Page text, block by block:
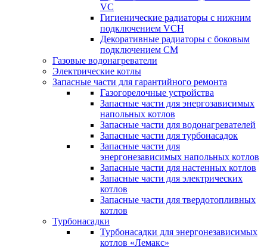
VC
Гигиенические радиаторы c нижним
подключением VCH
Декоративные радиаторы с боковым
подключением CM
Газовые водонагреватели
Электрические котлы
Запасные части для гарантийного ремонта
Газогорелочные устройства
Запасные части для энергозависимых
напольных котлов
Запасные части для водонагревателей
Запасные части для турбонасадок
Запасные части для
энергонезависимых напольных котлов
Запасные части для настенных котлов
Запасные части для электрических
котлов
Запасные части для твердотопливных
котлов
Турбонасадки
Турбонасадки для энергонезависимых
котлов «Лемакс»